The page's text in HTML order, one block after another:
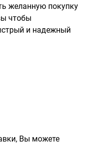
рыбалки
желанную покупку
чтобы
и надежный
Вы можете